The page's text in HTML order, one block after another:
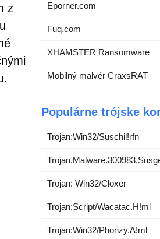
z
Eporner.com
Fuq.com
XHAMSTER Ransomware
Mobilný malvér CraxsRAT
Populárne trójske
Trojan:Win32/Suschil!rfn
Trojan: Win32/Cloxer
Trojan:Script/Wacatac.H!ml
Trojan:Win32/Phonzy.A!ml